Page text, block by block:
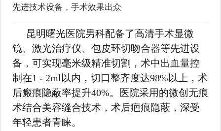
先进技术设备，手术效果出众
昆明曙光医院男科配备了高清手术显微
镜、激光治疗仪、包皮环切吻合器等先进设
备，可实现毫米级精准切割，术中出血量控
制在1 - 2ml以内，切口整齐度达98%以上，术
后瘢痕隐蔽率提升40%。医院采用的微创无痕
术结合美容缝合技术，术后疤痕隐蔽，深受
年轻患者青睐。